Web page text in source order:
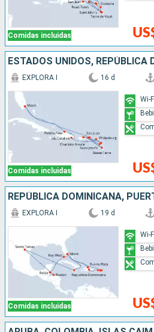
Comidas incluidas
Comidas incluidas
EXPLORA I 16 d
Wi-
Comidas incluidas
EXPLORA I 19 d
Wi-